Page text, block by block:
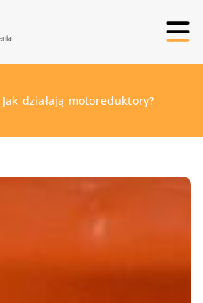
Jak działają motoreduktory?